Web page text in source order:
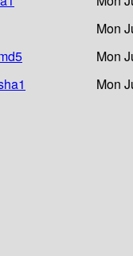
Mon
Mon
Mon